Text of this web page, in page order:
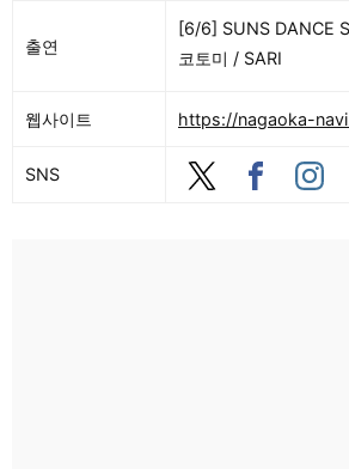
출연
[6/6] SUNS DANCE
코토미 / SARI
웹사이트 https://nagaoka-
SNS